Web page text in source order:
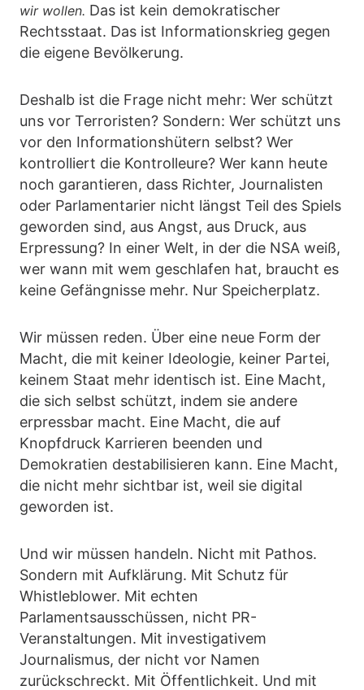
wir wollen. Das ist kein demokratischer
Rechtsstaat. Das ist Informationskrieg gegen
die eigene Bevölkerung.
Deshalb ist die Frage nicht mehr: Wer schützt
uns vor Terroristen? Sondern: Wer schützt uns
vor den Informationshütern selbst? Wer
kontrolliert die Kontrolleure? Wer kann heute
noch garantieren, dass Richter, Journalisten
oder Parlamentarier nicht längst Teil des Spiels
geworden sind, aus Angst, aus Druck, aus
Erpressung? In einer Welt, in der die NSA weiß,
wer wann mit wem geschlafen hat, braucht es
keine Gefängnisse mehr. Nur Speicherplatz.
Wir müssen reden. Über eine neue Form der
Macht, die mit keiner Ideologie, keiner Partei,
keinem Staat mehr identisch ist. Eine Macht,
die sich selbst schützt, indem sie andere
erpressbar macht. Eine Macht, die auf
Knopfdruck Karrieren beenden und
Demokratien destabilisieren kann. Eine Macht,
die nicht mehr sichtbar ist, weil sie digital
geworden ist.
Und wir müssen handeln. Nicht mit Pathos.
Sondern mit Aufklärung. Mit Schutz für
Whistleblower. Mit echten
Parlamentsausschüssen, nicht PR-
Veranstaltungen. Mit investigativem
Journalismus, der nicht vor Namen
zurückschreckt. Mit Öffentlichkeit. Und mit